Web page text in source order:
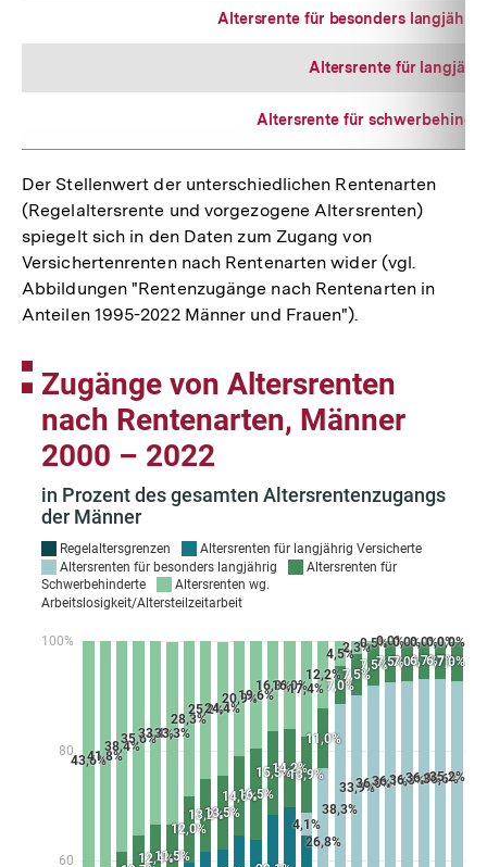
Altersrente für besonders
Altersrente für
Altersrente für
Der Stellenwert der unterschiedlichen Rentenarten
(Regelaltersrente und vorgezogene Altersrenten)
spiegelt sich in den Daten zum Zugang von
Versichertenrenten nach Rentenarten wider (vgl.
Abbildungen "Rentenzugänge nach Rentenarten in
Anteilen 1995-2022 Männer und Frauen").